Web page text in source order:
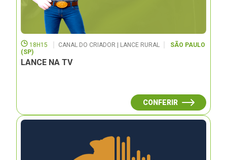
18H15 CANAL DO CRIADOR | LANCE RURAL
SÃO PAULO
(SP)
LANCE NA TV
CONFERIR